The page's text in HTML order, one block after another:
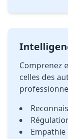
Comprenez
celles des